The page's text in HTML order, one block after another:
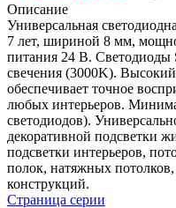
Описание
Универсальная
7 лет, шириной 8 мм,
питания 24 В. Светодиоды
свечения (3000K).
обеспечивает точное
любых интерьеров.
светодиодов).
декоративной подсветки
подсветки интерьеров,
полок, натяжных
конструкций.
Страница серии